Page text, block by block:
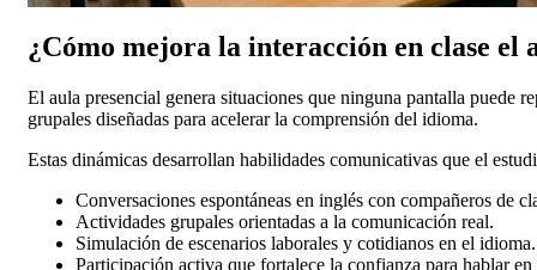
¿Cómo mejora la interacción en clase el
El aula presencial genera situaciones que ninguna pantalla puede
grupales diseñadas para acelerar la comprensión del idioma.
Estas dinámicas desarrollan habilidades comunicativas que el
Conversaciones espontáneas en inglés con compañeros de
Actividades grupales orientadas a la comunicación real.
Simulación de escenarios laborales y cotidianos en el idioma.
Participación activa que fortalece la confianza para hablar